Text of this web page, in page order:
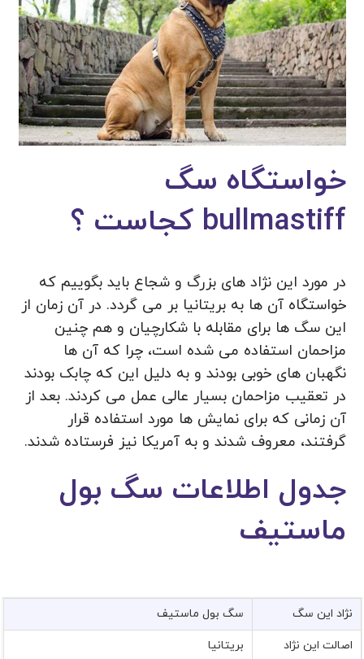
خواستگاه سگ
bullmastiff کجاست ؟
در مورد این نژاد های بزرگ و شجاع باید بگوییم که
خواستگاه آن ها به بریتانیا بر می گردد. در آن زمان از
این سگ ها برای مقابله با شکارچیان و هم چنین
مزاحمان استفاده می شده است، چرا که آن ها
نگهبان های خوبی بودند و به دلیل این که چابک بودند
در تعقیب مزاحمان بسیار عالی عمل می کردند. بعد از
آن زمانی که برای نمایش ها مورد استفاده قرار
گرفتند، معروف شدند و به آمریکا نیز فرستاده شدند.
جدول اطلاعات سگ بول
ماستیف
نژاد این سگ سگ بول ماستیف
اصالت این نژاد بریتانیا